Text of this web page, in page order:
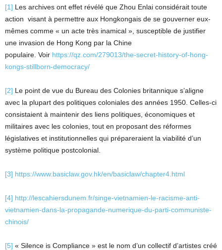
[1] Les archives ont effet révélé que Zhou Enlai considérait toute
action visant à permettre aux Hongkongais de se gouverner eux-
mêmes comme « un acte très inamical », susceptible de justifier
une invasion de Hong Kong par la Chine
populaire. Voir https://qz.com/279013/the-secret-history-of-hong-
kongs-stillborn-democracy/
[2] Le point de vue du Bureau des Colonies britannique s’aligne
avec la plupart des politiques coloniales des années 1950. Celles-ci
consistaient à maintenir des liens politiques, économiques et
militaires avec les colonies, tout en proposant des réformes
législatives et institutionnelles qui prépareraient la viabilité d’un
système politique postcolonial.
[3] https://www.basiclaw.gov.hk/en/basiclaw/chapter4.html
[4] http://lescahiersdunem.fr/singe-vietnamien-le-racisme-anti-
vietnamien-dans-la-propagande-numerique-du-parti-communiste-
chinois/
[5] « Silence is Compliance » est le nom d’un collectif d’artistes créé